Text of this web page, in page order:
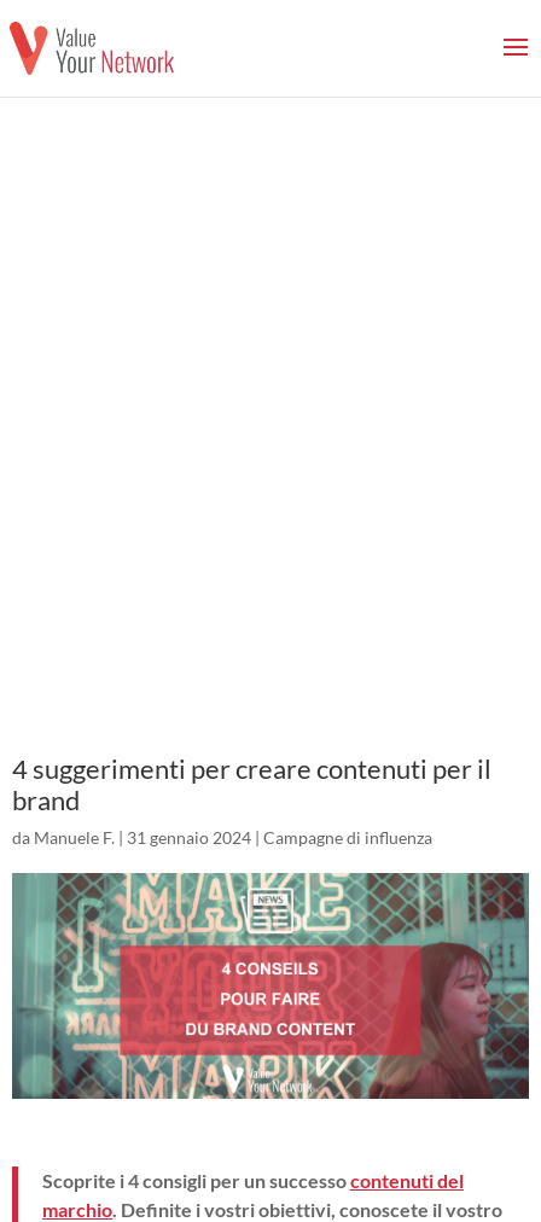
4 suggerimenti per creare contenuti per il
brand
da Manuele F. | 31 gennaio 2024 | Campagne di influenza
Scoprite i 4 consigli per un successocontenuti del
marchio . Definite i vostri obiettivi, conoscete il vostro